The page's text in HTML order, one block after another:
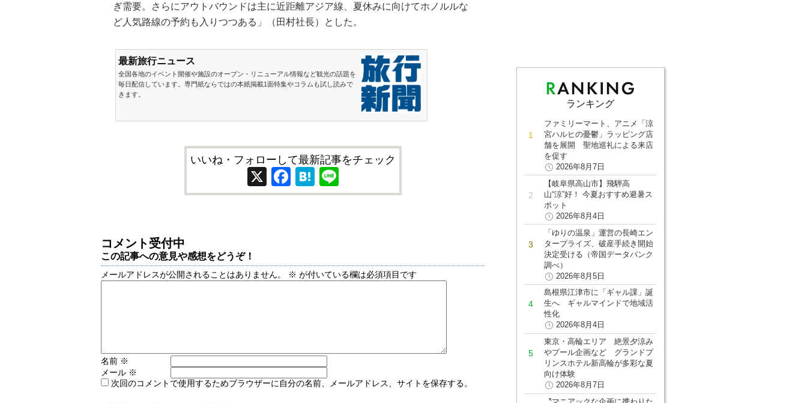
ぎ需要。さらにアウトバウンドは主に近距離アジア線、夏休みに向けてホノルルな
ど人気路線の予約も入りつつある」（田村社長）とした。
最新旅行ニュース
全国各地のイベント開催や施設のオープン・リニューアル情報など観光の話題を
毎日配信しています。専門紙ならではの本紙掲載1面特集やコラムも試し読みで
きます。
いいね・フォローして最新記事をチェック
X Facebook
Hatena
コメント受付中
この記事への意見や感想をどうぞ！
メールアドレスが公開されることはありません。 ※ が付いている欄は必須項目です
名前 ※
メール ※
次回のコメントで使用するためブラウザーに自分の名前、メールアドレス、サイトを保存する。
ランキング
ファミリーマート、アニメ「涼
宮ハルヒの憂鬱」ラッピング店
舗を展開 聖地巡礼による来店
を促す
2026年8月7日
【岐阜県高山市】飛騨高
山“涼”好！ 今夏おすすめ避暑ス
ポット
2026年8月4日
「ゆりの温泉」運営の長崎エン
タープライズ、破産手続き開始
決定受ける（帝国データバンク
調べ）
2026年8月5日
島根県江津市に「ギャル課」誕
生へ ギャルマインドで地域活
性化
2026年8月4日
東京・高輪エリア 絶景夕涼み
やプール企画など グランドプ
リンスホテル新高輪が多彩な夏
向け体験
2026年8月7日